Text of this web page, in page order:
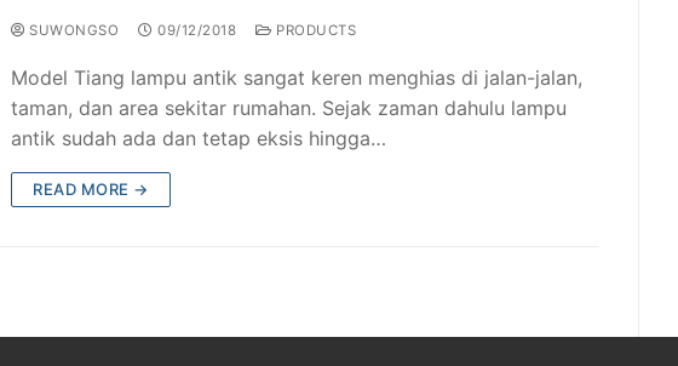
SUWONGSO 09/12/2018 PRODUCTS
Model Tiang lampu antik sangat keren menghias di jalan-jalan,
taman, dan area sekitar rumahan. Sejak zaman dahulu lampu
antik sudah ada dan tetap eksis hingga…
READ MORE →